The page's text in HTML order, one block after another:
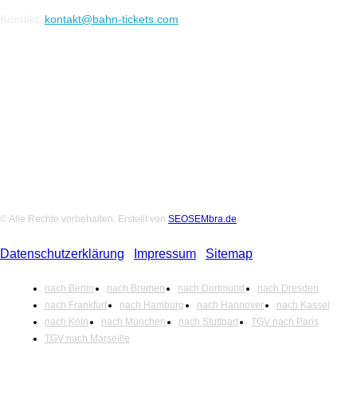
kontakt@bahn-tickets.com
© Alle Rechte vorbehalten. Erstellt von SEOSEMbra.de
Datenschutzerklärung Impressum Sitemap
nach Berlin nach Bremen nach Dortmund
nach Dresden
nach Frankfurt
nach Hamburg nach Hannover
nach Kassel
nach Köln
nach München nach Stuttgart
TGV nach Paris
TGV nach Marseille